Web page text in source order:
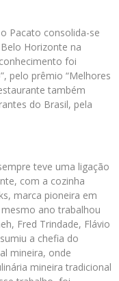
Pacato consolida-se
Horizonte na
foi
pelo prêmio “Melhores
também
do Brasil, pela
teve uma ligação
com a cozinha
marca pioneira em
ano trabalhou
Fred Trindade, Flávio
a chefia do
mineira, onde
mineira tradicional